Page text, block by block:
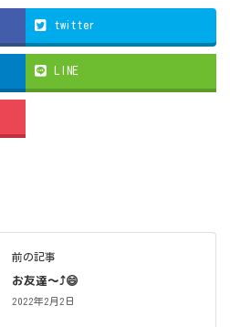
twitter
LINE
前の記事
お友達～⤴️😄
2022年2月2日